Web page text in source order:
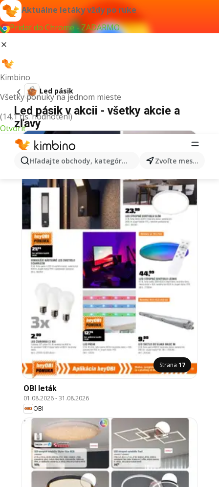
Aktuálne letáky vždy po ruke
Pridať do Chrome - ZADARMO
Kimbino
Všetky ponuky na jednom mieste
(14,1 tis. hodnotení)
Otvoriť
Hľadajte obchody, kategórie, produkty... Zvoľte mesto
Led pásik
Led pásik v akcii - všetky akcie a
zľavy
Strana 17
OBI leták
01.08.2026-31.08.2026
OBI